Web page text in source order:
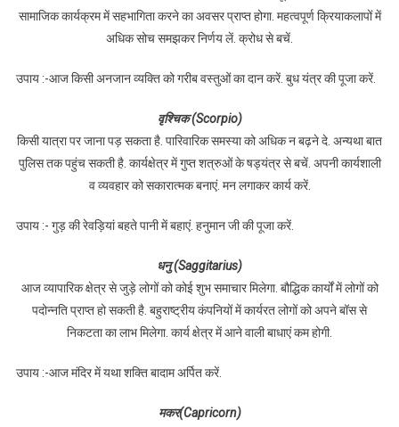
सामाजिक कार्यक्रम में सहभागिता करने का अवसर प्राप्त होगा. महत्वपूर्ण क्रियाकलापों में
अधिक सोच समझकर निर्णय लें. क्रोध से बचें.
उपाय :-आज किसी अनजान व्यक्ति को गरीब वस्तुओं का दान करें. बुध यंत्र की पूजा करें.
वृश्चिक (Scorpio)
किसी यात्रा पर जाना पड़ सकता है. पारिवारिक समस्या को अधिक न बढ़ने दे. अन्यथा बात
पुलिस तक पहुंच सकती है. कार्यक्षेत्र में गुप्त शत्रुओं के षड्यंत्र से बचें. अपनी कार्यशाली
व व्यवहार को सकारात्मक बनाएं. मन लगाकर कार्य करें.
उपाय :- गुड़ की रेवड़ियां बहते पानी में बहाएं. हनुमान जी की पूजा करें.
धनु (Saggitarius)
आज व्यापारिक क्षेत्र से जुड़े लोगों को कोई शुभ समाचार मिलेगा. बौद्धिक कार्यों में लोगों को
पदोन्नति प्राप्त हो सकती है. बहुराष्ट्रीय कंपनियों में कार्यरत लोगों को अपने बॉस से
निकटता का लाभ मिलेगा. कार्य क्षेत्र में आने वाली बाधाएं कम होगी.
उपाय :-आज मंदिर में यथा शक्ति बादाम अर्पित करें.
मकर(Capricorn)